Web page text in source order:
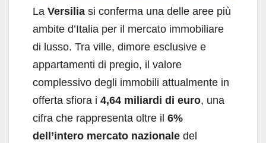
La Versilia si conferma una delle aree più
ambite d’Italia per il mercato immobiliare
di lusso. Tra ville, dimore esclusive e
appartamenti di pregio, il valore
complessivo degli immobili attualmente in
offerta sfiora i 4,64 miliardi di euro, una
cifra che rappresenta oltre il 6%
dell’intero mercato nazionale del